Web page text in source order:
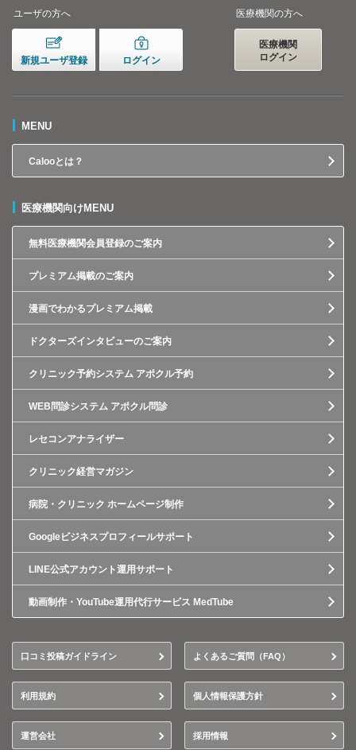
ユーザの方へ
新規ユーザ登録 ログイン
医療機関の方へ
医療機関
ログイン
MENU
Calooとは？
医療機関向けMENU
無料医療機関会員登録のご案内
プレミアム掲載のご案内
漫画でわかるプレミアム掲載
ドクターズインタビューのご案内
クリニック予約システム アポクル予約
WEB問診システム アポクル問診
レセコンアナライザー
クリニック経営マガジン
病院・クリニック ホームページ制作
Googleビジネスプロフィールサポート
LINE公式アカウント運用サポート
動画制作・YouTube運用代行サービス MedTube
口コミ投稿ガイドライン よくあるご質問（FAQ）
利用規約 個人情報保護方針
運営会社 採用情報